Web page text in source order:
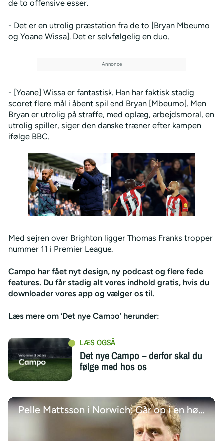
de to offensive esser.
- Det er en utrolig præstation fra de to [Bryan Mbeumo
og Yoane Wissa]. Det er selvfølgelig en duo.
- [Yoane] Wissa er fantastisk. Han har faktisk stadig
scoret flere mål i åbent spil end Bryan [Mbeumo]. Men
Bryan er utrolig på straffe, med oplæg, arbejdsmoral, en
utrolig spiller, siger den danske træner efter kampen
ifølge BBC.
Med sejren over Brighton ligger Thomas Franks tropper
nummer 11 i Premier League.
Campo har fået nyt design, ny podcast og flere fede
features. Du får stadig alt vores indhold gratis, hvis du
downloader vores app og vælger os til.
Læs mere om ‘Det nye Campo’ herunder:
Det nye Campo – derfor skal du
følge med hos os
Pelle Mattsson i Norwich: Går op i en højere enhed